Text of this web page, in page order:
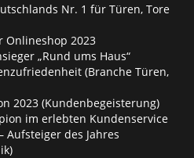
Nr. 1 für Türen, Tore
Onlineshop 2023
„Rund ums Haus“
(Branche Türen,
2023 (Kundenbegeisterung)
im erlebten Kundenservice
Aufsteiger des Jahres